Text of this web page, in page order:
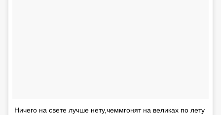
Ничего на свете лучше нету,чеммгонят на великах по лету